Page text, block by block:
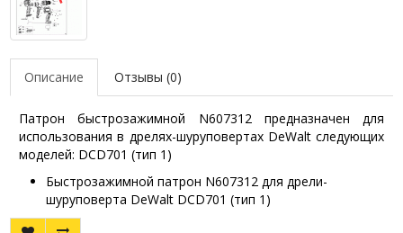
Описание Отзывы (0)
Патрон быстрозажимной N607312 предназначен для
использования в дрелях-шуруповертах DeWalt следующих
моделей: DCD701 (тип 1)
Быстрозажимной патрон N607312 для дрели-
шуруповерта DeWalt DCD701 (тип 1)